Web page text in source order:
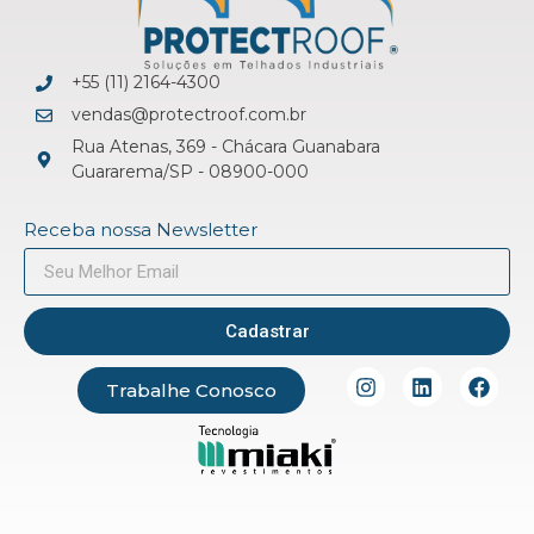
+55 (11) 2164-4300
vendas@protectroof.com.br
Rua Atenas, 369 - Chácara Guanabara
Guararema/SP - 08900-000
Receba nossa Newsletter
Cadastrar
Trabalhe Conosco